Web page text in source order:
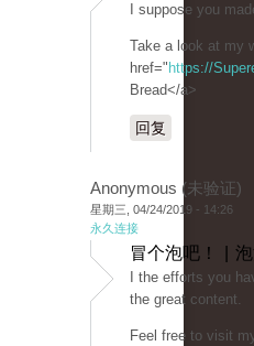
I suppose you
Take a look at my
href=" https://
Bread</a>
回复
Anonymous (未验证)
星期三, 04/24/2019 - 14:26
永久连接
冒个泡吧！ |
I the efforts you
the great content.
Feel free to visit